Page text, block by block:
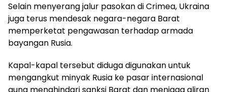
Selain menyerang jalur pasokan di Crimea, Ukraina
juga terus mendesak negara-negara Barat
memperketat pengawasan terhadap armada
bayangan Rusia.
Kapal-kapal tersebut diduga digunakan untuk
mengangkut minyak Rusia ke pasar internasional